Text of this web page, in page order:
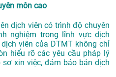
môn cao
dịch viên có trình độ chuyên
nghiệm trong lĩnh vực dịch
viên của DTMT không chỉ
hiểu rõ các yêu cầu pháp lý
xin việc, đảm bảo bản dịch